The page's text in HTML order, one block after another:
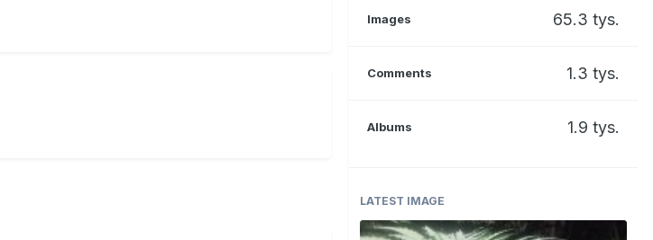
Images 65.3 tys.
Comments 1.3 tys.
Albums 1.9 tys.
LATEST IMAGE